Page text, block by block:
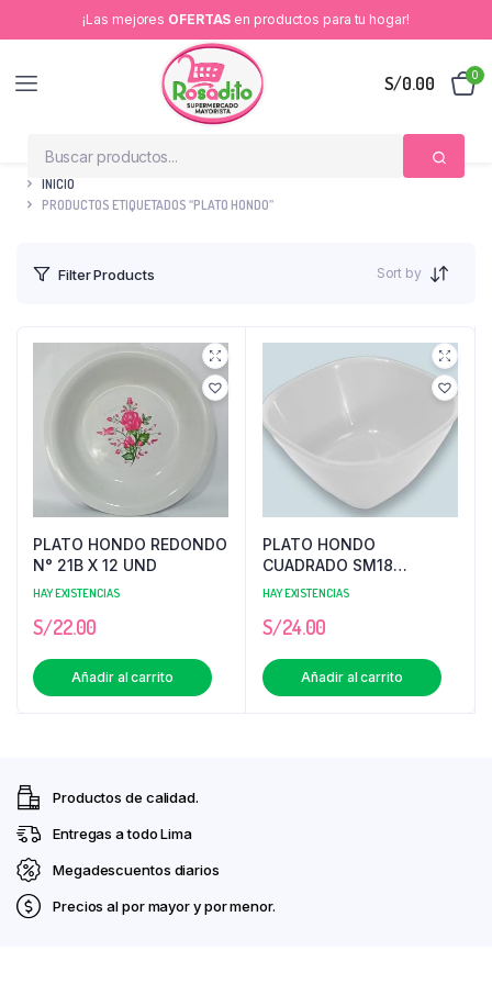
¡Las mejores OFERTAS en productos para tu hogar!
S/0.00 0
INICIO
PRODUCTOS ETIQUETADOS “PLATO HONDO”
Filter Products Sort by
PLATO HONDO REDONDO
N° 21B X 12 UND
HAY EXISTENCIAS
S/22.00
Añadir al carrito
PLATO HONDO
CUADRADO SM18
BLANCO MELAFORM X 12
HAY EXISTENCIAS
S/24.00
Añadir al carrito
Productos de calidad.
Entregas a todo Lima
Megadescuentos diarios
Precios al por mayor y por menor.